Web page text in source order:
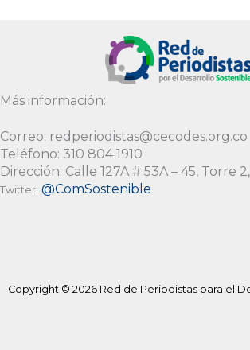
Más información:
Correo: redperiodistas@cecodes.org.co
Teléfono: 310 804 1910
Dirección: Calle 127A # 53A – 45, Torre
Twitter: @ComSostenible
Copyright © 2026 Red de Periodistas para el